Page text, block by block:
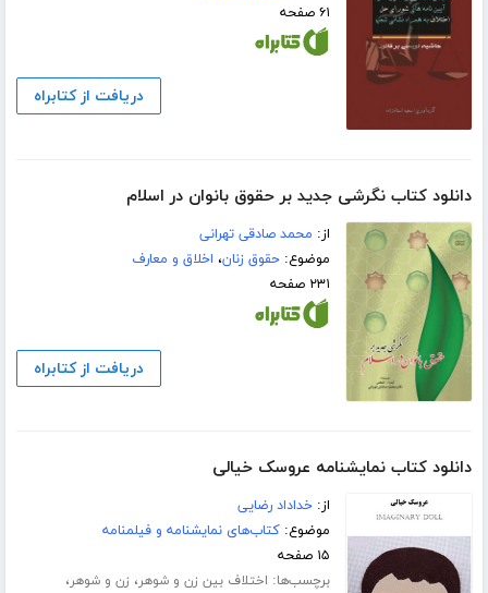
۶۱ صفحه
دریافت از کتابراه
دانلود کتاب نگرشی جدید بر حقوق بانوان در اسلام
از: محمد صادقی تهرانی
موضوع:حقوق زنان، اخلاق و معارف
۲۳۱ صفحه
دریافت از کتابراه
دانلود کتاب نمایشنامه عروسک خیالی
از:خداداد رضایی
موضوع:کتاب‌های نمایشنامه و فیلمنامه
۱۵ صفحه
برچسب‌ها: اختلاف بین زن و شوهر، زن و شوهر،